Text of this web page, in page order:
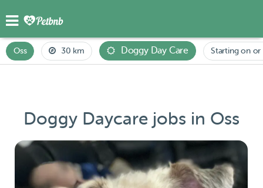
Oss 30 km Doggy Day Care Starting on or
Doggy Daycare jobs in Oss